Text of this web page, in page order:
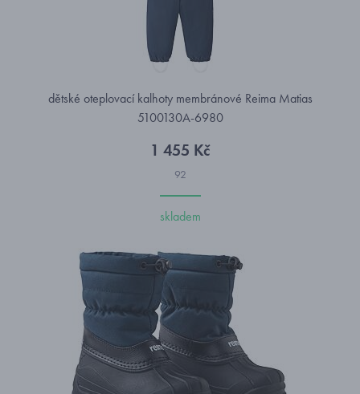
dětské oteplovací kalhoty membránové Reima Matias
5100130A-6980
1 455 Kč
92
skladem